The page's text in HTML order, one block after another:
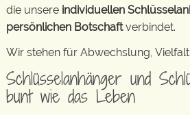
die unsere individuellen
persönlichen Botschaftverbindet.
Wir stehen für Abwechslung,
Schlüsselanhänger und
bunt wie das Leben